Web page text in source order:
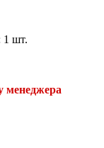
1 шт.
менеджера